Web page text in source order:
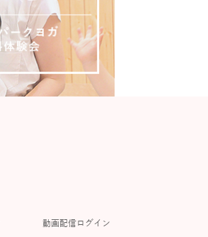
動画配信ログイン